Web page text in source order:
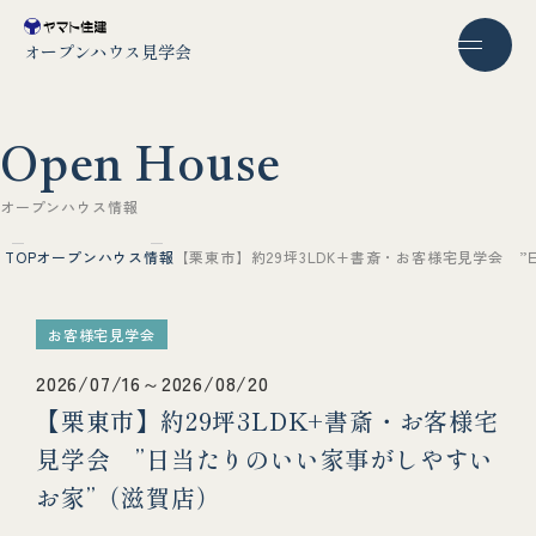
オープンハウス見学会
Open House
オー プンハ ウ ス情報
TOPオープンハウス情報 【栗東市】約29坪3LDK+書斎・お客様宅見学会 ”
お客様宅見学会
2026/07/16～2026/08/20
【栗東市】約29坪3LDK+書斎・お客様宅
見学会 ”日当たりのいい家事がしやすい
お家”（滋賀店）